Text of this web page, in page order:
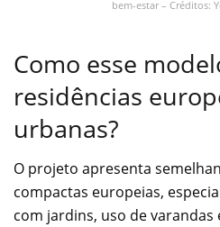
bem-estar – Créditos:
Como esse
residências
urbanas?
O projeto apresenta
compactas europeias,
com jardins, uso de